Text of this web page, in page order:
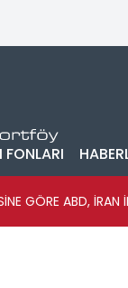
GÖRE ABD, İRAN